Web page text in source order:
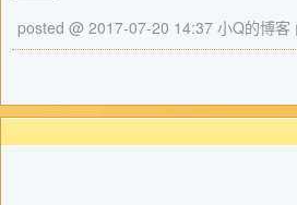
posted @ 2017-07-20 14:37 小Q的博客